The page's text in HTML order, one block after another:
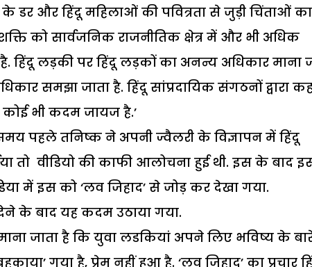
डर और हिंदू महिलाओं की पवित्रता से जुड़ी चिंताओं का
को सार्वजनिक राजनीतिक क्षेत्र में और भी अधिक
हिंदू लड़की पर हिंदू लड़कों का अनन्य अधिकार माना
समझा जाता है. हिंदू सांप्रदायिक संगठनों द्वारा
कोई भी कदम जायज है.’
पहले तनिष्क ने अपनी ज्वैलरी के विज्ञापन में हिंदू
तो वीडियो की काफी आलोचना हुई थी. इस के बाद
में इस को ‘लव जिहाद’ से जोड़ कर देखा गया.
देने के बाद यह कदम उठाया गया.
जाता है कि युवा लडकियां अपने लिए भविष्य के
गया है, प्रेम नहीं हुआ है. ‘लव जिहाद’ का प्रचार